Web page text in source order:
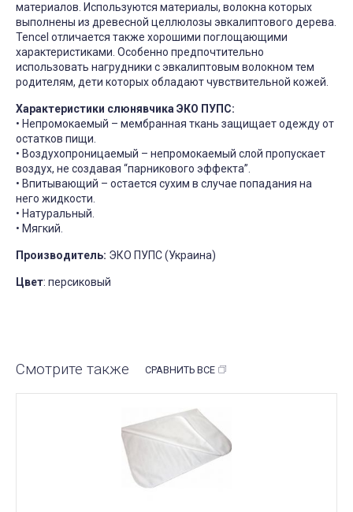
материалов. Используются материалы, волокна которых
выполнены из древесной целлюлозы эвкалиптового дерева.
Tencel отличается также хорошими поглощающими
характеристиками. Особенно предпочтительно
использовать нагрудники с эвкалиптовым волокном тем
родителям, дети которых обладают чувствительной кожей.
Характеристики слюнявчика ЭКО ПУПС:
• Непромокаемый – мембранная ткань защищает одежду от
остатков пищи.
• Воздухопроницаемый – непромокаемый слой пропускает
воздух, не создавая “парникового эффекта”.
• Впитывающий – остается сухим в случае попадания на
него жидкости.
• Натуральный.
• Мягкий.
Производитель: ЭКО ПУПС (Украина)
Цвет: персиковый
Смотрите также СРАВНИТЬ ВСЕ